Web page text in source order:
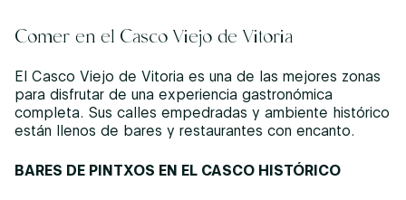
Comer en el Casco Viejo de Vitoria
El Casco Viejo de Vitoria es una de las mejores zonas
para disfrutar de una experiencia gastronómica
completa. Sus calles empedradas y ambiente histórico
están llenos de bares y restaurantes con encanto.
BARES DE PINTXOS EN EL CASCO HISTÓRICO